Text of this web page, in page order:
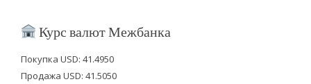
i
t
c
b
u
u
Курс валют Межбанка
Покупка USD: 41.4950
Продажа USD: 41.5050